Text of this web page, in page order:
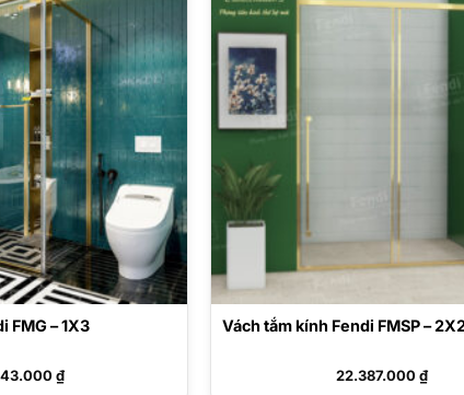
FMG – 1X3
₫
Vách tắm kính Fendi FMSP –
22.387.000₫